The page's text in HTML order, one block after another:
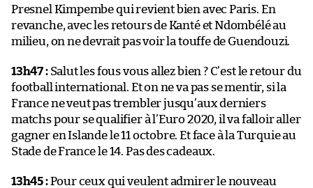
Presnel Kimpembe qui revient bien avec Paris. En
revanche, avec les retours de Kanté et Ndombélé au
milieu, on ne devrait pas voir la touffe de Guendouzi.
13h47 :Salut les fous vous allez bien ? C’est le retour du
football international. Et on ne va pas se mentir, si la
France ne veut pas trembler jusqu’aux derniers
matchs pour se qualifier à l’Euro 2020, il va falloir aller
gagner en Islande le 11 octobre. Et face à la Turquie au
Stade de France le 14. Pas des cadeaux.
13h45 :Pour ceux qui veulent admirer le nouveau